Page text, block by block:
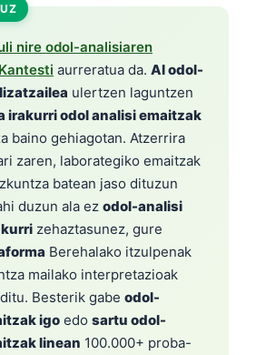
nire odol-analisiaren
Kantesti aurreratua da. AI odol-
ulertzen laguntzen
irakurri odol analisi emaitzak
baino gehiagotan. Atzerrira
zaren, laborategiko emaitzak
batean jaso dituzun
duzun ala ez odol-analisi
zehaztasunez, gure
Berehalako itzulpenak
mailako interpretazioak
Besterik gabe odol-
igo edo sartu odol-
linean 100.000+ proba-